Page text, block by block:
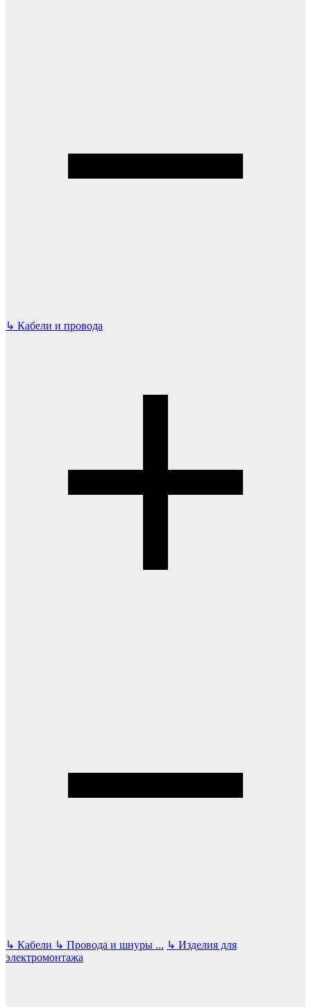
↳ Кабели и провода
↳ Кабели ↳ Провода и шнуры ... ↳ Изделия для
электромонтажа